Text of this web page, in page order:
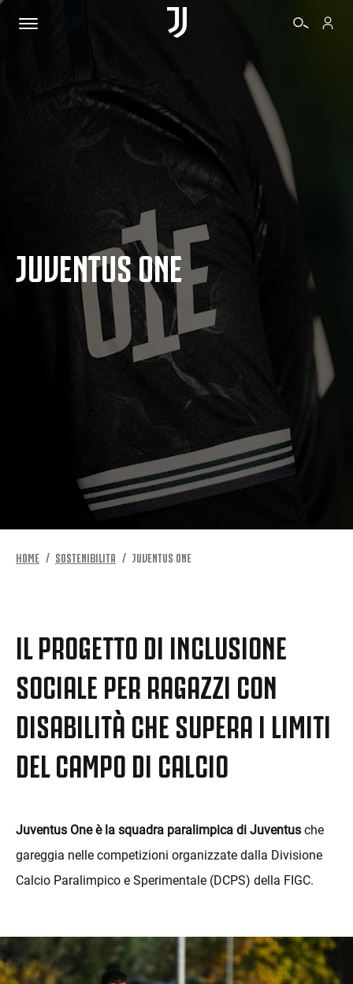
BIGLIETTI
SHOP
BIANCONERI
VIDEO
ALTRO
JUVENTUS ONE
HOME SOSTENIBILITA JUVENTUS ONE
IL PROGETTO DI INCLUSIONE
SOCIALE PER RAGAZZI CON
DISABILITÀ CHE SUPERA I LIMITI
DEL CAMPO DI CALCIO
Juventus One è la squadra paralimpica di Juventus che
gareggia nelle competizioni organizzate dalla Divisione
Calcio Paralimpico e Sperimentale (DCPS) della FIGC.